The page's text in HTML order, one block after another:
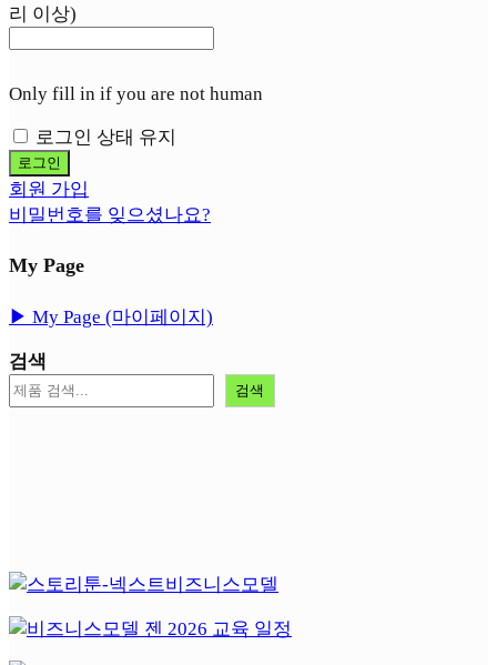
리 이상)
Only fill in if you are not human
로그인 상태 유지
회원 가입
비밀번호를 잊으셨나요?
My Page
▶︎ My Page (마이페이지)
검색
검색